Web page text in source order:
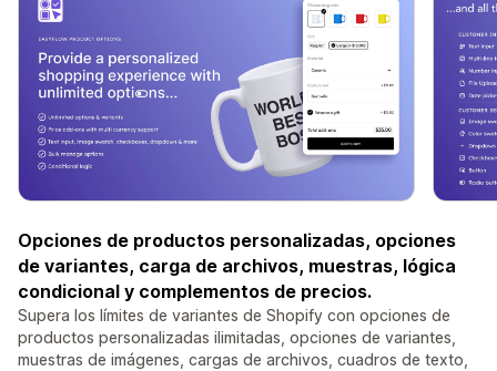
Opciones de productos personalizadas, opciones
de variantes, carga de archivos, muestras, lógica
condicional y complementos de precios.
Supera los límites de variantes de Shopify con opciones de
productos personalizadas ilimitadas, opciones de variantes,
muestras de imágenes, cargas de archivos, cuadros de texto,